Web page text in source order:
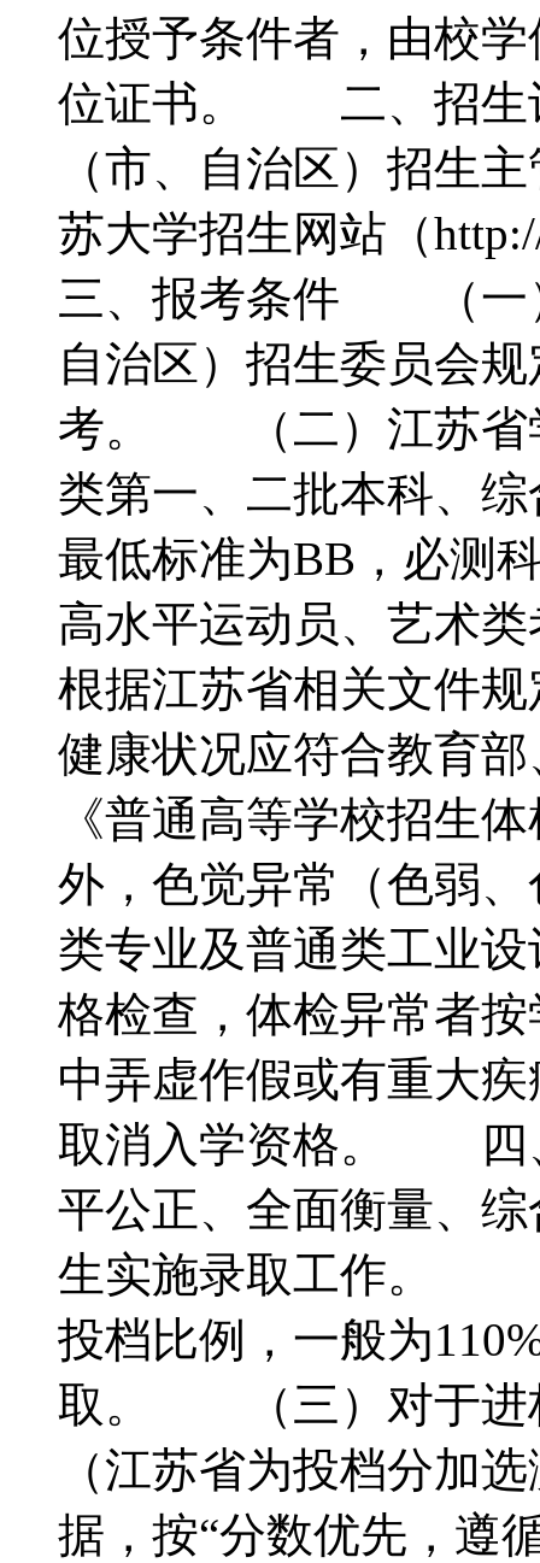
位授予条件者，由校
位证书。 二、招生
（市、自治区）招生
苏大学招生网站（
三、报考条件 （一
自治区）招生委员会
考。 （二）江苏省
类第一、二批本科、
最低标准为BB，必测
高水平运动员、艺术
根据江苏省相关文件
健康状况应符合教育
《普通高等学校招生
外，色觉异常（色弱
类专业及普通类工业
格检查，体检异常者
中弄虚作假或有重大
取消入学资格。 四
平公正、全面衡量、
生实施录取工作。
投档比例，一般为
取。 （三）对于进
（江苏省为投档分加
据，按“分数优先，遵